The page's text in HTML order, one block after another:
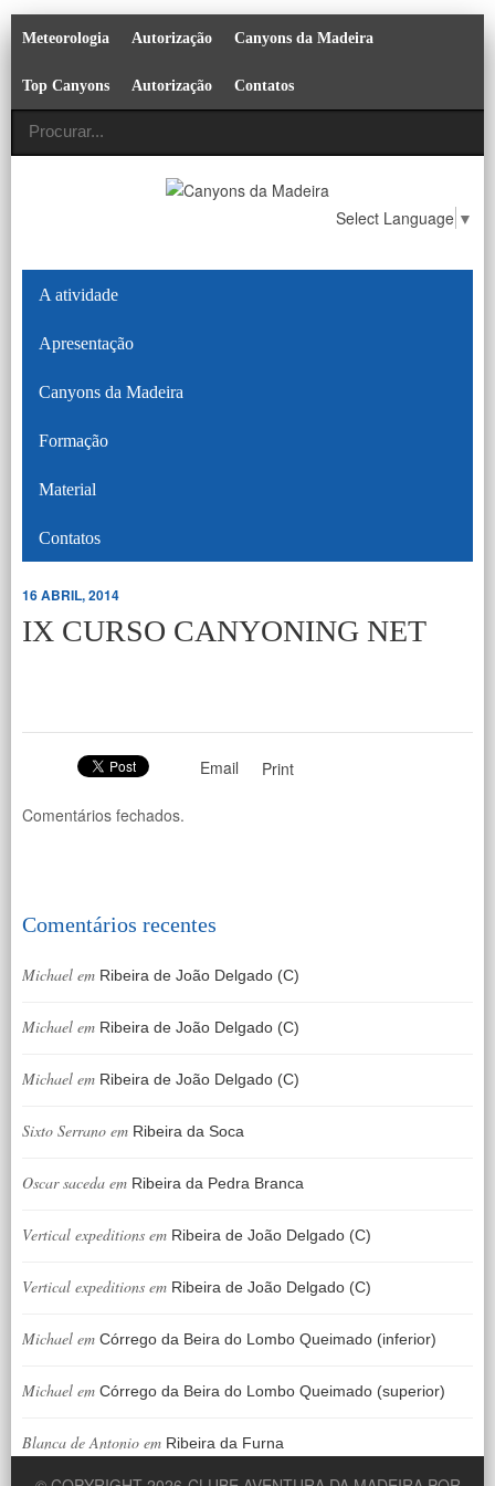
Meteorologia Autorização Canyons da Madeira
Top Canyons Autorização Contatos
Select Language ▼
A atividade
Apresentação
Canyons da Madeira
Formação
Material
Contatos
16 ABRIL, 2014
IX CURSO CANYONING NET
Email Print
Comentários fechados.
Comentários recentes
Michael em Ribeira de João Delgado (C)
Michael em Ribeira de João Delgado (C)
Michael em Ribeira de João Delgado (C)
Sixto Serrano em Ribeira da Soca
Oscar saceda em Ribeira da Pedra Branca
Vertical expeditions em Ribeira de João Delgado (C)
Vertical expeditions em Ribeira de João Delgado (C)
Michael em Córrego da Beira do Lombo Queimado (inferior)
Michael em Córrego da Beira do Lombo Queimado (superior)
Blanca de Antonio em Ribeira da Furna